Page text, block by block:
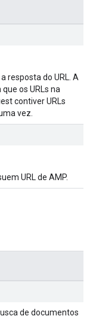
resposta do URL. A
os URLs na
contiver URLs
vez.
URL de AMP.
de documentos